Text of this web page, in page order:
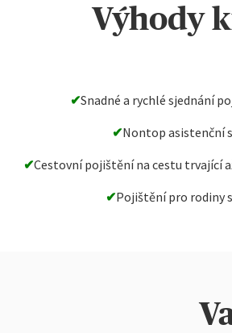
Výhody
✔Snadné a rychlé sjednání
✔Nontop asistenční
✔Cestovní pojištění na cestu trvající
✔Pojištění pro rodiny